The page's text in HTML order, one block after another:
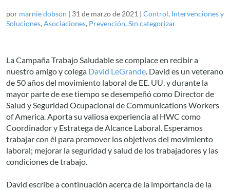
por marnie dobson | 31 de marzo de 2021 | Control, Intervenciones y
Soluciones, Asociaciones, Prevención, Sin categorizar
La Campaña Trabajo Saludable se complace en recibir a
nuestro amigo y colega David LeGrande. David es un veterano
de 50 años del movimiento laboral de EE. UU. y durante la
mayor parte de ese tiempo se desempeñó como Director de
Salud y Seguridad Ocupacional de Communications Workers
of America. Aporta su valiosa experiencia al HWC como
Coordinador y Estratega de Alcance Laboral. Esperamos
trabajar con él para promover los objetivos del movimiento
laboral; mejorar la seguridad y salud de los trabajadores y las
condiciones de trabajo.
David escribe a continuación acerca de la importancia de la